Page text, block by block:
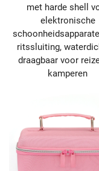
met harde shell
elektronische
ritssluiting,
draagbaar voor
kamperen